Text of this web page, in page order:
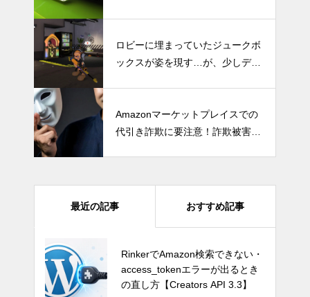
度＆高fpsプレイが可能に
ロビーに埋まっていたジュークボ
ックスが姿を現す…が、少しデザ
Amazonマーケットプレイスでの
代引き詐欺に要注意！詐欺被害を
最近の記事 おすすめ記事
RinkerでAmazon検索できない・
access_tokenエラーが出るとき
の直し方【Creators API 3.3】
GTA6はSwitch 2で出る？もし移
植されたら画質・fpsはどうなる
のか